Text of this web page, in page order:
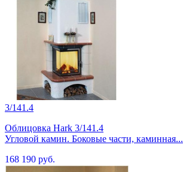
3/141.4
Облицовка Hark 3/141.4
Угловой камин. Боковые части, каминная...
168 190 руб.